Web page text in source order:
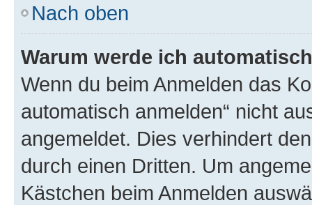
Nach oben
Warum werde ich
Wenn du beim Anmelden das
automatisch anmelden“ nicht
angemeldet. Dies verhindert
durch einen Dritten. Um
Kästchen beim Anmelden